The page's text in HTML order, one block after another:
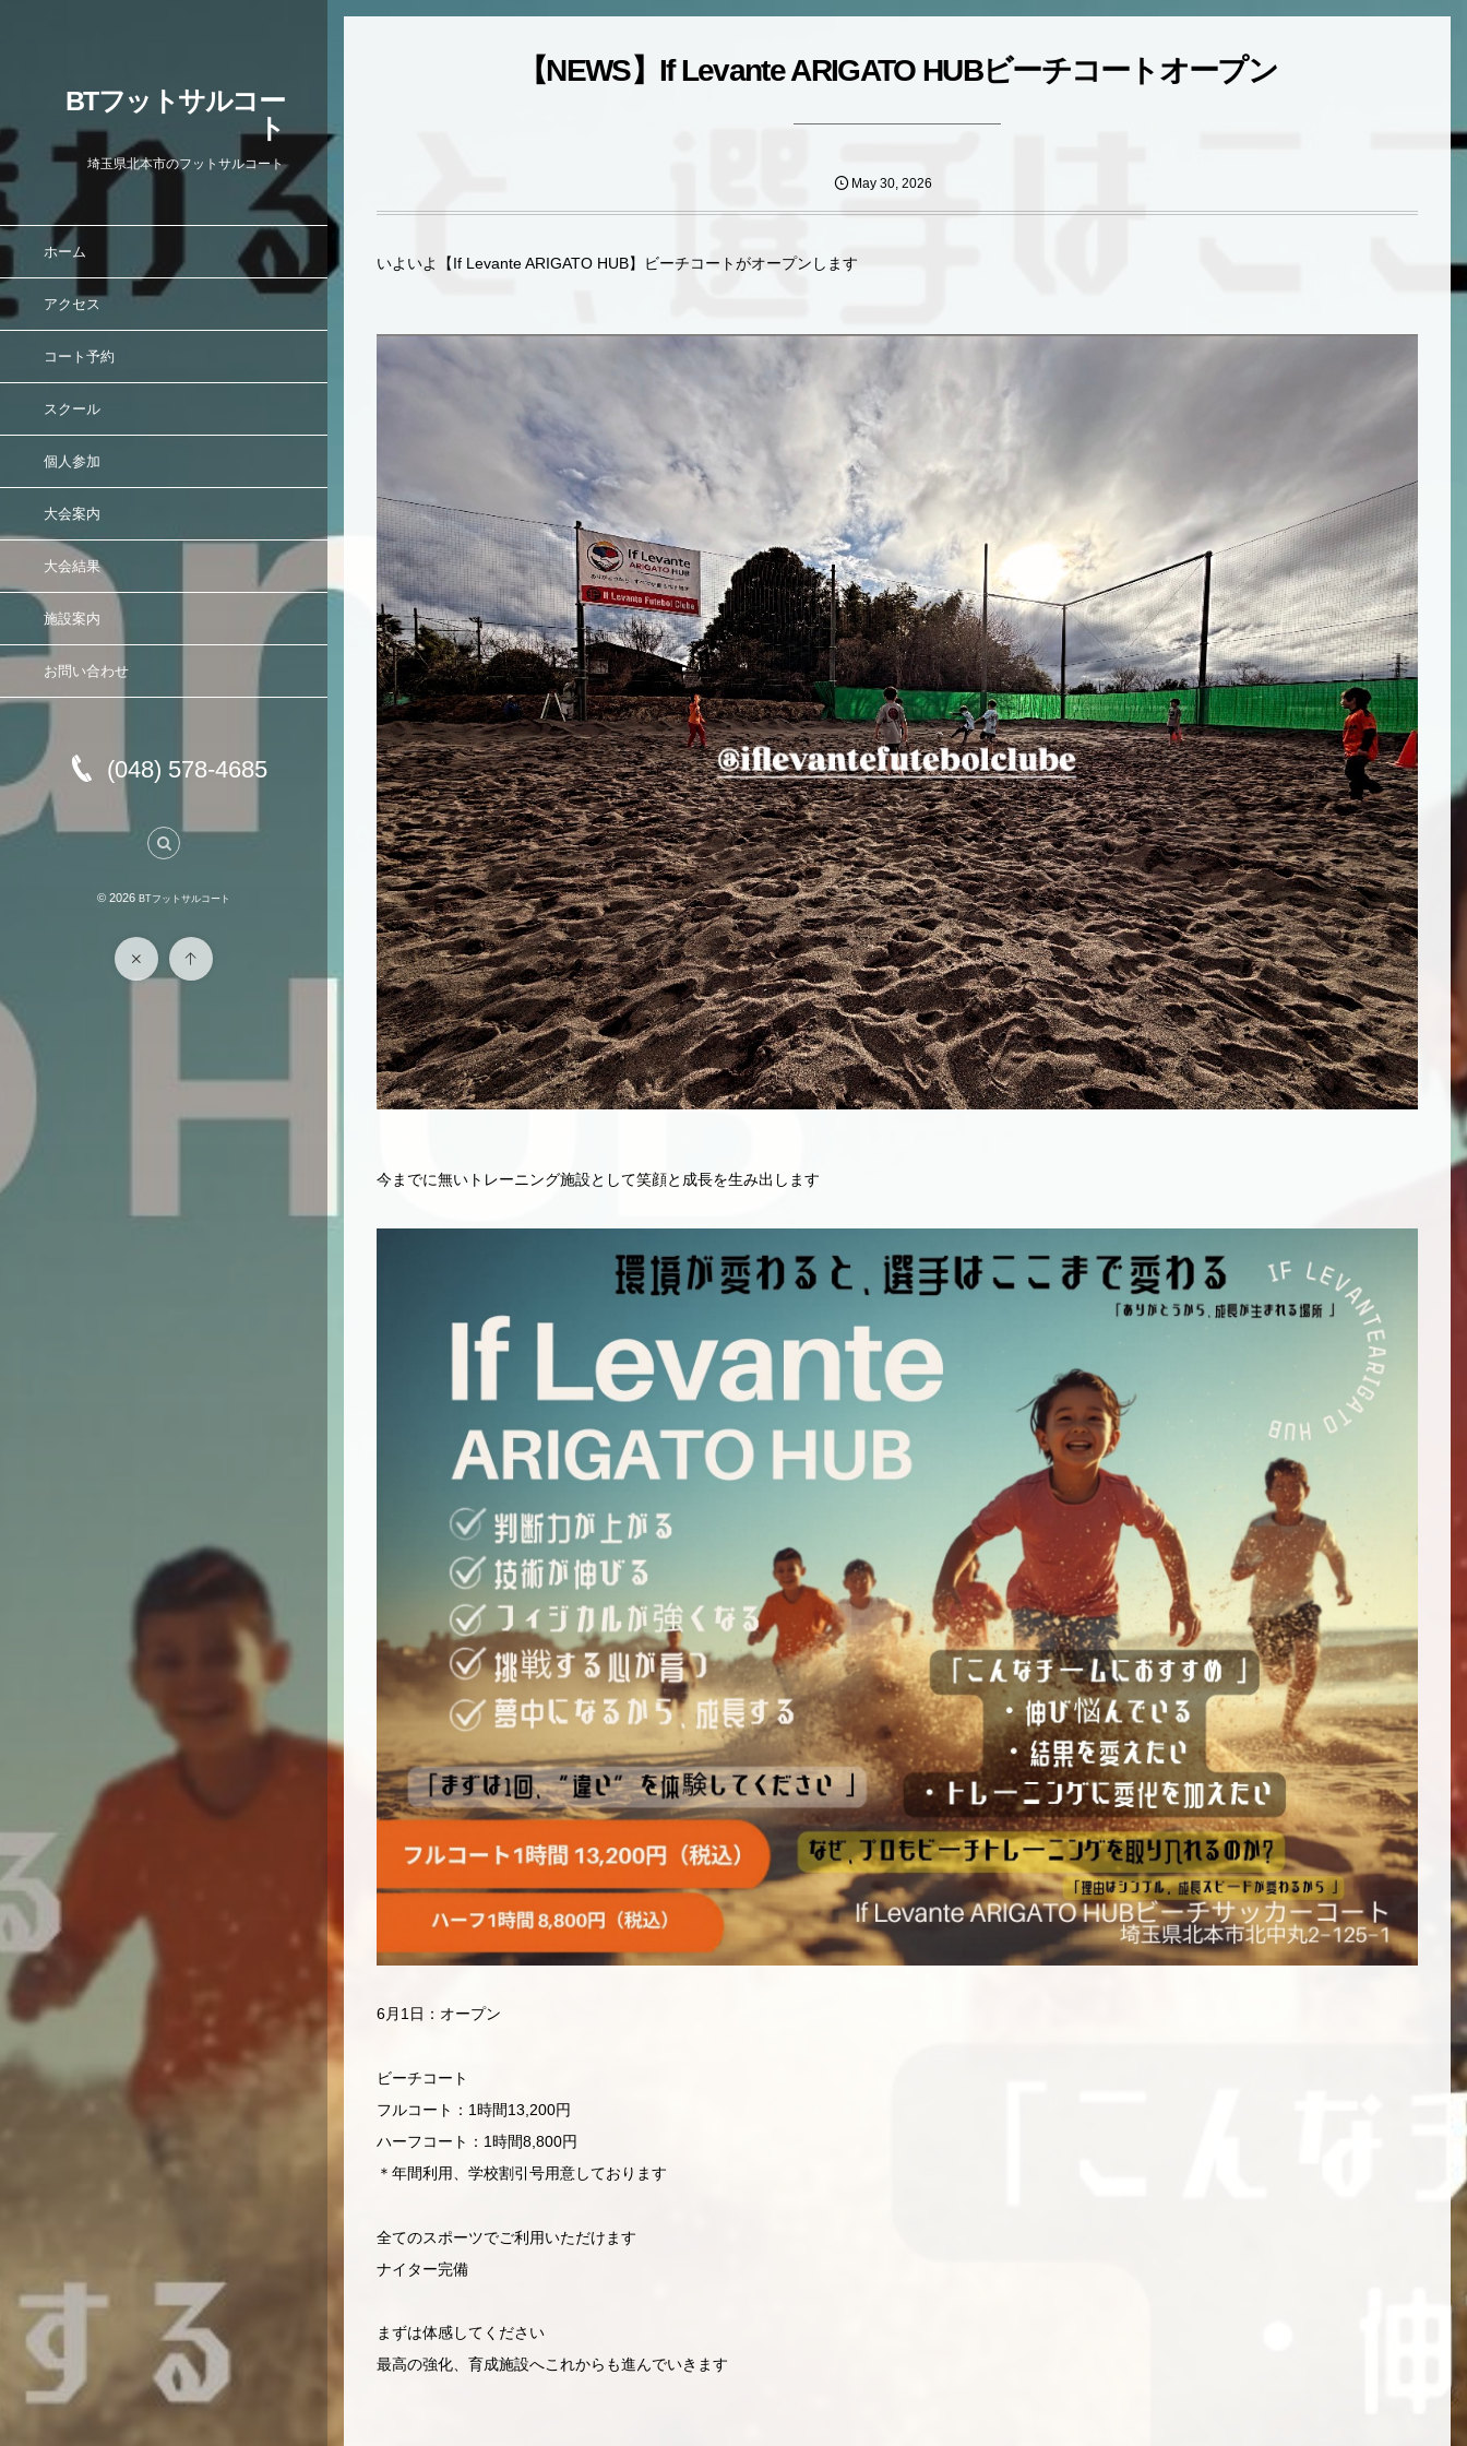
BTフットサルコー
ト
埼玉県北本市のフットサルコート
ホーム
アクセス
コート予約
スクール
個人参加
大会案内
大会結果
施設案内
お問い合わせ
(048) 578-4685
© 2026 BTフットサルコート
【NEWS】If Levante ARIGATO HUBビーチコートオープン
May 30, 2026
いよいよ【If Levante ARIGATO HUB】ビーチコートがオープンします
今までに無いトレーニング施設として笑顔と成長を生み出します
6月1日：オープン
ビーチコート
フルコート：1時間13,200円
ハーフコート：1時間8,800円
＊年間利用、学校割引号用意しております
全てのスポーツでご利用いただけます
ナイター完備
まずは体感してください
最高の強化、育成施設へこれからも進んでいきます